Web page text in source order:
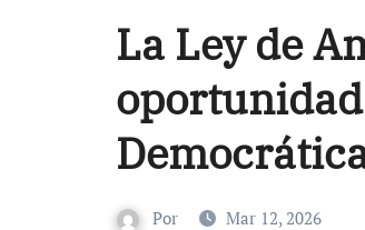
La Ley de
Por Mar 12, 2026